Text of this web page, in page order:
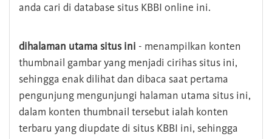
anda cari di database situs KBBI online ini.
dihalaman utama situs ini - menampilkan konten
thumbnail gambar yang menjadi cirihas situs ini,
sehingga enak dilihat dan dibaca saat pertama
pengunjung mengunjungi halaman utama situs ini,
dalam konten thumbnail tersebut ialah konten
terbaru yang diupdate di situs KBBI ini, sehingga